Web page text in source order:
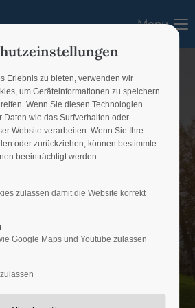
password?
Menu
Gebiet
Erlebnis zu bieten, verwenden wir
um Geräteinformationen zu speichern
Wenn Sie diesen Technologien
Daten wie das Surfverhalten oder
Website verarbeiten. Wenn Sie Ihre
oder zurückziehen, können bestimmte
beeinträchtigt werden.
zulassen damit die Website korrekt
Google Maps und Youtube zulassen